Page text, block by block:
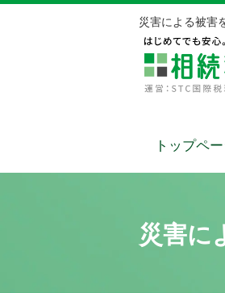
災害による被害
トップペ
災害に